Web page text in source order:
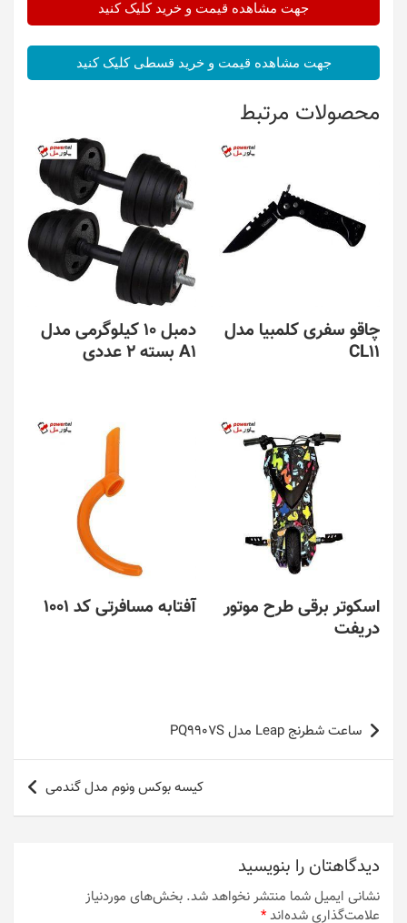
جهت مشاهده قیمت و خرید کلیک کنید
جهت مشاهده قیمت و خرید قسطی کلیک کنید
محصولات مرتبط
چاقو سفری کلمبیا مدل
CL11
دمبل 10 کیلوگرمی مدل
A1 بسته 2 عددی
اسکوتر برقی طرح موتور
دریفت
آفتابه مسافرتی کد 1001
راهبری
نوشته
ساعت شطرنج Leap مدل PQ9907S
کیسه بوکس ونوم مدل گندمی
دیدگاهتان را بنویسید
نشانی ایمیل شما منتشر نخواهد شد. بخش‌های موردنیاز
علامت‌گذاری شده‌اند*